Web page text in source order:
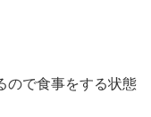
ので食事をする状態